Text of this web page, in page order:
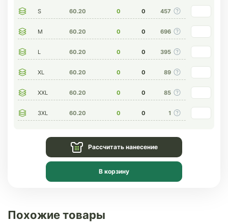
S 60.20 0 0 457
M 60.20 0 0 696
L 60.20 0 0 395
XL 60.20 0 0 89
XXL 60.20 0 0 85
3XL 60.20 0 0 1
Рассчитать нанесение
В корзину
Похожие товары